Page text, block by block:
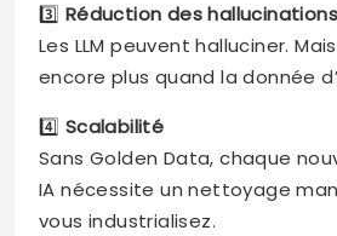
3️⃣ Réduction des
Les LLM peuvent halluciner.
encore plus quand la donnée
4️⃣ Scalabilité
Sans Golden Data, chaque
IA nécessite un nettoyage
vous industrialisez.